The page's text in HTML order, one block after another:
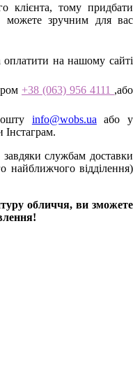
клієнта, тому придбати
можете зручним для вас
на нашому сайті
+38 (063) 956 4111 ,або
info@wobs.ua або у
службам доставки
відділення)
обличчя, ви зможете